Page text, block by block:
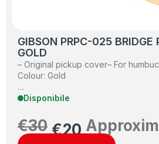
GIBSON PRPC-025 BRIDGE
GOLD
– Original pickup cover– For
Colour: Gold
…
Disponibile
€30 €20